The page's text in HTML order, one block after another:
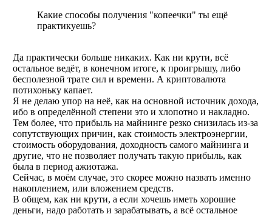
Какие способы получения "копеечки" ты ещё
практикуешь?
Да практически больше никаких. Как ни крути, всё
остальное ведёт, в конечном итоге, к проигрышу, либо
бесполезной трате сил и времени. А криптовалюта
потихоньку капает.
Я не делаю упор на неё, как на основной источник дохода,
ибо в определённой степени это и хлопотно и накладно.
Тем более, что прибыль на майнинге резко снизилась из-за
сопутствующих причин, как стоимость электроэнергии,
стоимость оборудования, доходность самого майнинга и
другие, что не позволяет получать такую прибыль, как
была в период ажиотажа.
Сейчас, в моём случае, это скорее можно назвать именно
накоплением, или вложением средств.
В общем, как ни крути, а если хочешь иметь хорошие
деньги, надо работать и зарабатывать, а всё остальное